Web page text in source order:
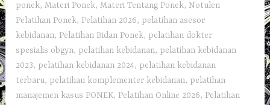
ponek,Materi Ponek,Materi Tentang Ponek, Notulen
Pelatihan Ponek, Pelatihan 2026, pelatihan asesor
kebidanan, Pelatihan Bidan Ponek, pelatihan dokter
spesialis obgyn, pelatihan kebidanan, pelatihan kebidanan
2023, pelatihan kebidanan 2024, pelatihan kebidanan
terbaru, pelatihan komplementer kebidanan, pelatihan
manajemen kasus PONEK, Pelatihan Online 2026, Pelatihan